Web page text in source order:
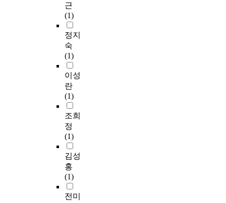
근
(1)
정지
숙
(1)
이성
란
(1)
조희
정
(1)
김성
홍
(1)
전미